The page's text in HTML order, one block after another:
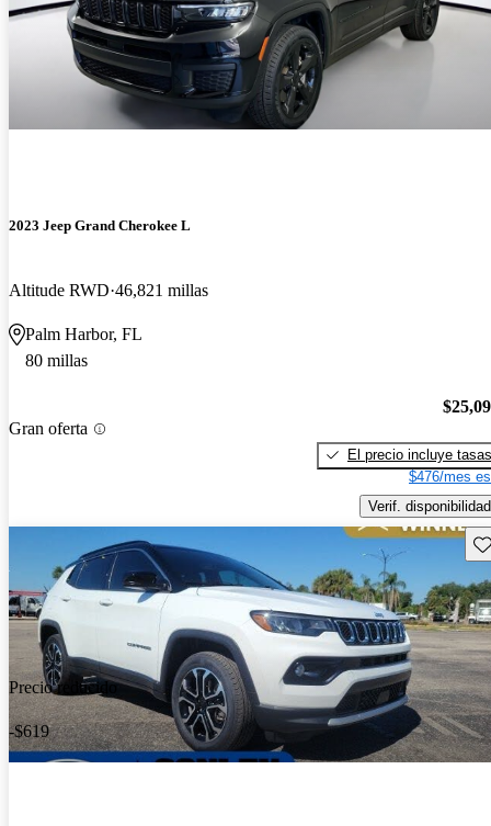
2023 Jeep Grand Cherokee L
Altitude RWD 46,821 millas
Palm Harbor, FL
80 millas
Gran oferta
El precio incluye tasas
$476/mes
Verif. disponibilidad
Precio reducido
-$619